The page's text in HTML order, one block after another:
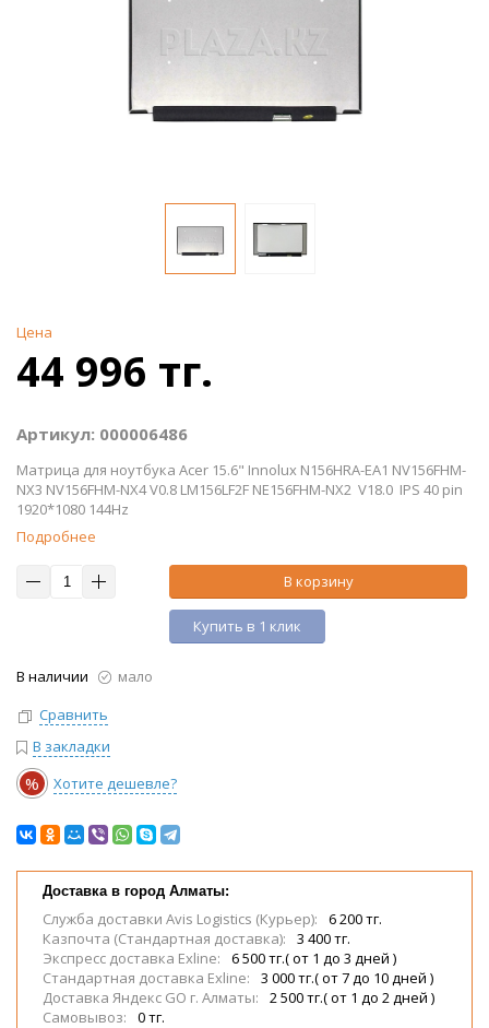
Цена
44 996 тг.
Артикул: 000006486
Матрица для ноутбука Acer 15.6" Innolux N156HRA-EA1 NV156FHM-
NX3 NV156FHM-NX4 V0.8 LM156LF2F NE156FHM-NX2 V18.0 IPS 40 pin
1920*1080 144Hz
Подробнее
В корзину
Купить в 1 клик
В наличии
мало
Сравнить
В закладки
% Хотите дешевле?
Доставка в город Алматы:
Служба доставки Avis Logistics (Курьер):
6 200 тг.
Казпочта (Стандартная доставка):
3 400 тг.
Экспресс доставка Exline:
6 500 тг.( от 1 до 3 дней )
Стандартная доставка Exline:
3 000 тг.( от 7 до 10 дней )
Доставка Яндекс GO г. Алматы:
2 500 тг.( от 1 до 2 дней )
Самовывоз:
0 тг.